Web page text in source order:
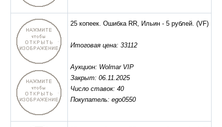
25 копеек. Ошибка RR, Ильин - 5 рублей. (VF)
Итоговая цена: 33112
Аукцион: Wolmar VIP
Закрыт: 06.11.2025
Число ставок: 40
Покупатель: ego0550